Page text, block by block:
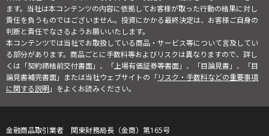
ます。当社は本コンテンツの内容に依拠してお客様が取った行動の結果に対し
責任を負うものではございません。投資にかかる最終決定は、お客様ご自身の
判断と責任でなさるようお願いいたします。
本コンテンツでは当社でお取扱している商品・サービス等について言及してい
る部分があります。商品ごとに手数料等およびリスクは異なりますので、詳し
くは「契約締結前交付書面」、「上場有価証券等書面」、「目論見書」、「目
論見書補完書面」または当社ウェブサイトの「リスク・手数料などの重要事項
に関する説明」をよくお読みください。
金融商品取引業者 関東財務局長（金商）第165号